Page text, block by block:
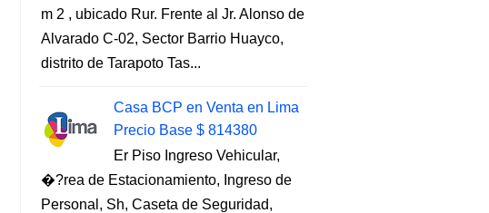
m 2 , ubicado Rur. Frente al Jr. Alonso de
Alvarado C-02, Sector Barrio Huayco,
distrito de Tarapoto Tas...
Casa BCP en Venta en Lima
Precio Base $ 814380
Er Piso Ingreso Vehicular,
�?rea de Estacionamiento, Ingreso de
Personal, Sh, Caseta de Seguridad,